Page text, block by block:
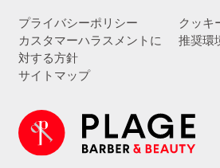
プライバシーポリシー
クッキ
カスタマーハラスメントに
対する方針
推奨環
サイトマップ